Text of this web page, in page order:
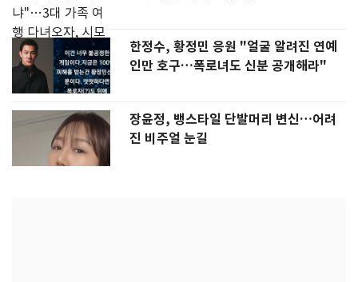
한정수, 황정민 응원 "얼굴 알려진 연예
인만 호구…폭로녀도 신분 공개해라"
장윤정, 뱅스타일 단발머리 변신…어려
진 비주얼 눈길